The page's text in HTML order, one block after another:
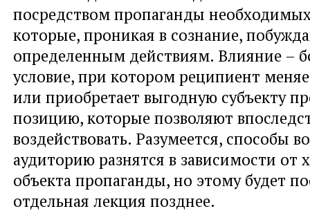
посредством пропаганды
которые, проникая в сознание,
определенным действиям. Влияние –
условие, при котором реципиент
или приобретает выгодную субъекту
позицию, которые позволяют
воздействовать. Разумеется, способы
аудиторию разнятся в зависимости от
объекта пропаганды, но этому будет
отдельная лекция позднее.